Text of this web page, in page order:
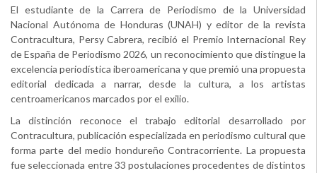
El estudiante de la Carrera de Periodismo de la Universidad
Nacional Autónoma de Honduras (UNAH) y editor de la revista
Contracultura, Persy Cabrera, recibió el Premio Internacional Rey
de España de Periodismo 2026, un reconocimiento que distingue la
excelencia periodística iberoamericana y que premió una propuesta
editorial dedicada a narrar, desde la cultura, a los artistas
centroamericanos marcados por el exilio.
La distinción reconoce el trabajo editorial desarrollado por
Contracultura, publicación especializada en periodismo cultural que
forma parte del medio hondureño Contracorriente. La propuesta
fue seleccionada entre 33 postulaciones procedentes de distintos